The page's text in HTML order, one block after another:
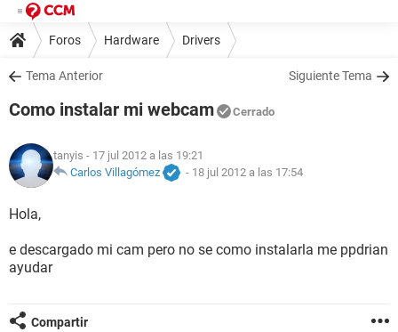
Foros Hardware Drivers
Tema Anterior Siguiente Tema
Como instalar mi webcam Cerrado
tanyis - 17 jul 2012 a las 19:21
Carlos Villagómez
- 18 jul 2012 a las 17:54
Hola,
e descargado mi cam pero no se como instalarla me ppdrian
ayudar
Compartir